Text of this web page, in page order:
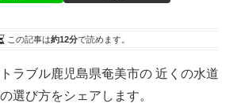
この記事は約12分で読めます。
ラブル鹿児島県奄美市の 近くの水道
選び方をシェアします。